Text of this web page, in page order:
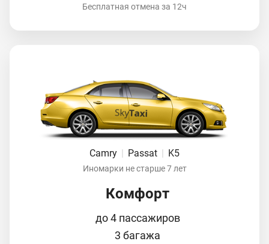
Бесплатная отмена за 12ч
Camry Passat K5
Иномарки не старше 7 лет
Комфорт
до 4 пассажиров
3 багажа